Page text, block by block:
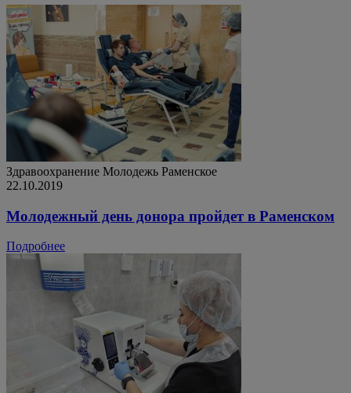
Здравоохранение Молодежь Раменское
22.10.2019
Молодежный день донора пройдет в Раменском
Подробнее